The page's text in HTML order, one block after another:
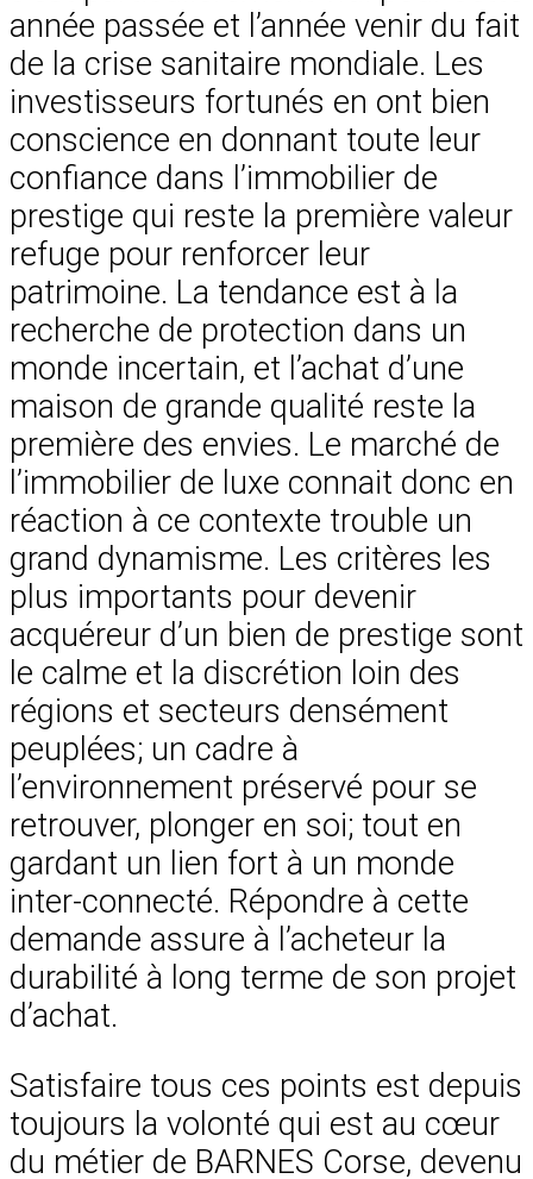
année passée et l’année venir du fait
de la crise sanitaire mondiale. Les
investisseurs fortunés en ont bien
conscience en donnant toute leur
confiance dans l’immobilier de
prestige qui reste la première valeur
refuge pour renforcer leur
patrimoine. La tendance est à la
recherche de protection dans un
monde incertain, et l’achat d’une
maison de grande qualité reste la
première des envies. Le marché de
l’immobilier de luxe connait donc en
réaction à ce contexte trouble un
grand dynamisme. Les critères les
plus importants pour devenir
acquéreur d’un bien de prestige sont
le calme et la discrétion loin des
régions et secteurs densément
peuplées; un cadre à
l’environnement préservé pour se
retrouver, plonger en soi; tout en
gardant un lien fort à un monde
inter-connecté. Répondre à cette
demande assure à l’acheteur la
durabilité à long terme de son projet
d’achat.
Satisfaire tous ces points est depuis
toujours la volonté qui est au cœur
du métier de BARNES Corse, devenu